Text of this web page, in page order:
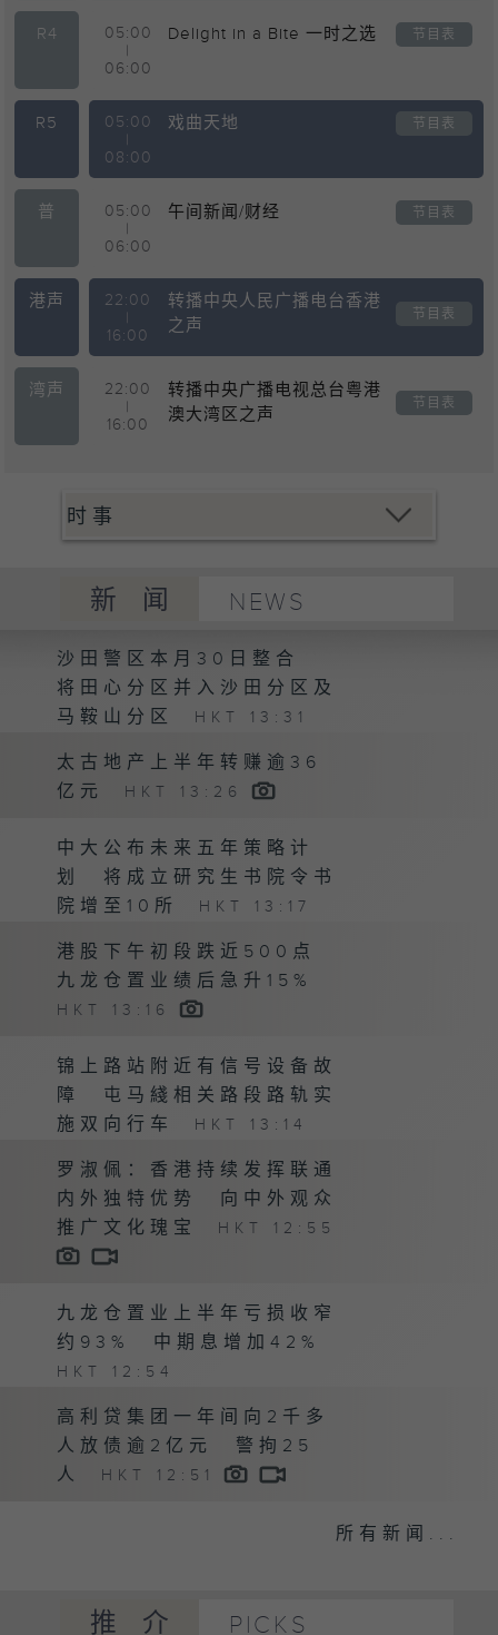
R4
05:00
06:00
Delight in a Bite 一时之选 节目表
R5
05:00
08:00
戏曲天地 节目表
普
05:00
06:00
午间新闻/财经 节目表
港声
22:00
16:00
转播中央人民广播电台香港
之声
节目表
湾声
22:00
16:00
转播中央广播电视总台粤港
澳大湾区之声
节目表
新闻 NEWS
沙田警区本月30日整合
将田心分区并入沙田分区及
马鞍山分区
HKT 13:31
太古地产上半年转赚逾36
亿元
HKT 13:26
中大公布未来五年策略计
划 将成立研究生书院令书
院增至10所
HKT 13:17
港股下午初段跌近500点
九龙仓置业绩后急升15%
HKT 13:16
锦上路站附近有信号设备故
障 屯马綫相关路段路轨实
施双向行车
HKT 13:14
罗淑佩：香港持续发挥联通
内外独特优势 向中外观众
推广文化瑰宝
HKT 12:55
九龙仓置业上半年亏损收窄
约93% 中期息增加42%
HKT 12:54
高利贷集团一年间向2千多
人放债逾2亿元 警拘25
人
HKT 12:51
所有新闻...
推介 PICKS